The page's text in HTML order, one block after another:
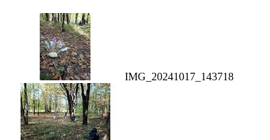
IMG_20241017_143718